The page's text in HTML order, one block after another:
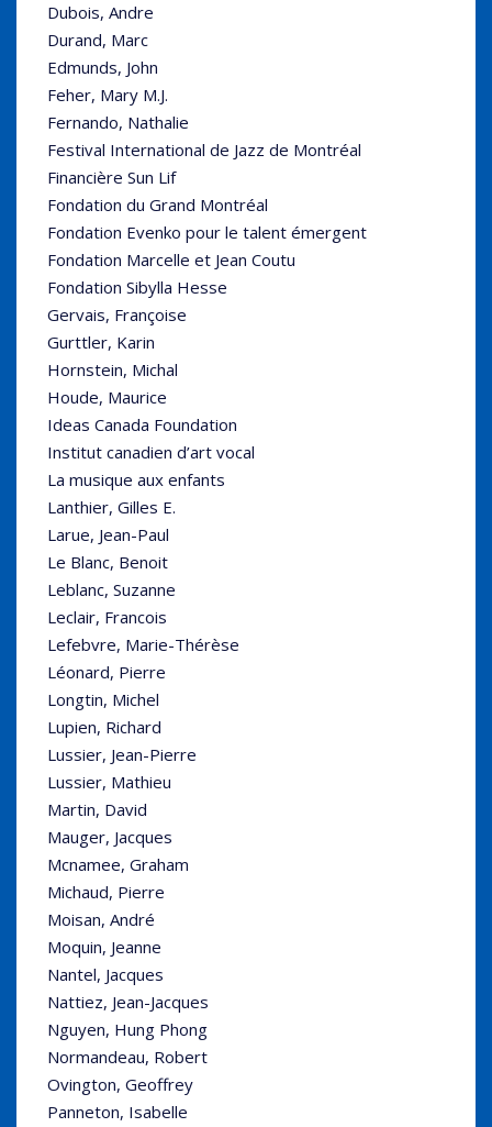
Dubois, Andre
Durand, Marc
Edmunds, John
Feher, Mary M.J.
Fernando, Nathalie
Festival International de Jazz de Montréal
Financière Sun Lif
Fondation du Grand Montréal
Fondation Evenko pour le talent émergent
Fondation Marcelle et Jean Coutu
Fondation Sibylla Hesse
Gervais, Françoise
Gurttler, Karin
Hornstein, Michal
Houde, Maurice
Ideas Canada Foundation
Institut canadien d’art vocal
La musique aux enfants
Lanthier, Gilles E.
Larue, Jean-Paul
Le Blanc, Benoit
Leblanc, Suzanne
Leclair, Francois
Lefebvre, Marie-Thérèse
Léonard, Pierre
Longtin, Michel
Lupien, Richard
Lussier, Jean-Pierre
Lussier, Mathieu
Martin, David
Mauger, Jacques
Mcnamee, Graham
Michaud, Pierre
Moisan, André
Moquin, Jeanne
Nantel, Jacques
Nattiez, Jean-Jacques
Nguyen, Hung Phong
Normandeau, Robert
Ovington, Geoffrey
Panneton, Isabelle